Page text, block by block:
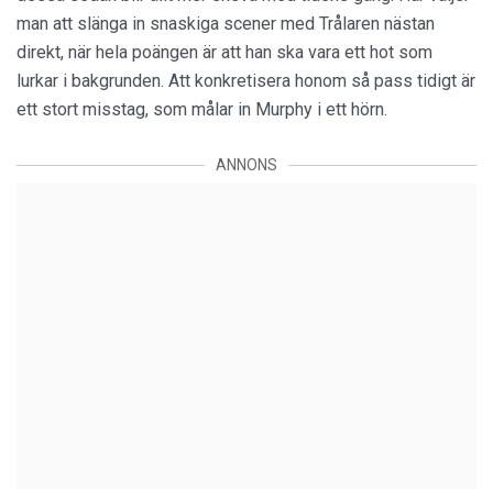
man att slänga in snaskiga scener med Trålaren nästan
direkt, när hela poängen är att han ska vara ett hot som
lurkar i bakgrunden. Att konkretisera honom så pass tidigt är
ett stort misstag, som målar in Murphy i ett hörn.
ANNONS